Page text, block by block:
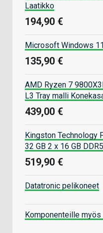
Laatikko
194,90 €
Microsoft Windows
135,90 €
AMD Ryzen 7
L3 Tray malli
439,00 €
Kingston Technology
32 GB 2 x 16 GB DDR5
519,90 €
Datatronic pelikoneet
Komponenteille